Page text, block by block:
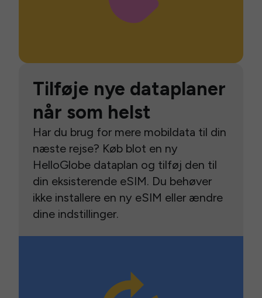
Tilføje nye dataplaner
når som helst
Har du brug for mere mobildata til din
næste rejse? Køb blot en ny
HelloGlobe dataplan og tilføj den til
din eksisterende eSIM. Du behøver
ikke installere en ny eSIM eller ændre
dine indstillinger.